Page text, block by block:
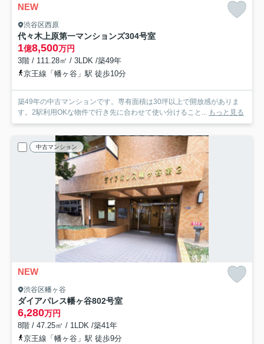
NEW
渋谷区西原
代々木上原第一マンションズ304号室
1億8,500万円
3階 / 111.28㎡ / 3LDK /築49年
京王線「幡ヶ谷」駅 徒歩10分
築49年の中古マンションです。専有面積は30坪以上で開放感がありま
す。2駅利用OKな物件で行き先に合わせて使い分けること... もっと見る
中古マンション
NEW
渋谷区幡ヶ谷
ダイアパレス幡ヶ谷802号室
6,280万円
8階 / 47.25㎡ / 1LDK /築41年
京王線「幡ヶ谷」駅 徒歩9分